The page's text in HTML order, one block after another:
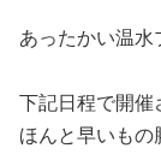
あったかい温
下記日程で開催
ほんと早いもの